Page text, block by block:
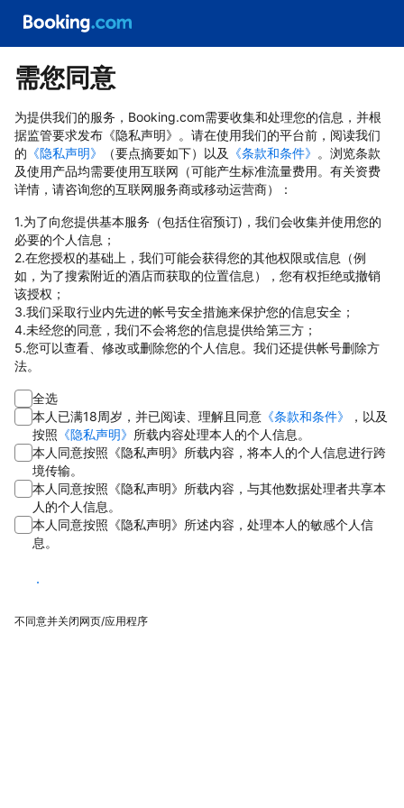
需您同意
为提供我们的服务，Booking.com需要收集和处理您的信息，并根
据监管要求发布《隐私声明》。请在使用我们的平台前，阅读我们
的 《隐私声明》 （要点摘要如下）以及 《条款和条件》 。浏览条款
及使用产品均需要使用互联网（可能产生标准流量费用。有关资费
详情，请咨询您的互联网服务商或移动运营商）：
1.为了向您提供基本服务（包括住宿预订)，我们会收集并使用您的
必要的个人信息；
2.在您授权的基础上，我们可能会获得您的其他权限或信息（例
如，为了搜索附近的酒店而获取的位置信息），您有权拒绝或撤销
该授权；
3.我们采取行业内先进的帐号安全措施来保护您的信息安全；
4.未经您的同意，我们不会将您的信息提供给第三方；
5.您可以查看、修改或删除您的个人信息。我们还提供帐号删除方
法。
全选
本人已满18周岁，并已阅读、理解且同意 《条款和条件》
，以及
按照 《隐私声明》 所载内容处理本人的个人信息。
本人同意按照《隐私声明》所载内容，将本人的个人信息进行跨
境传输。
本人同意按照《隐私声明》所载内容，与其他数据处理者共享本
人的个人信息。
本人同意按照《隐私声明》所述内容，处理本人的敏感个人信
息。
同意
不同意并关闭网页/应用程序